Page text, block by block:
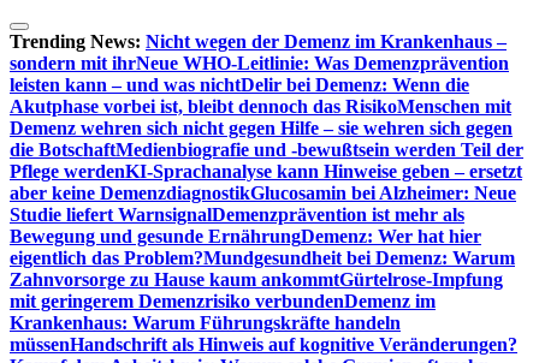
Zum
Inhalt
springen
Trending News: Nicht wegen der Demenz im Krankenhaus –
sondern mit ihrNeue WHO-Leitlinie: Was Demenzprävention
leisten kann – und was nichtDelir bei Demenz: Wenn die
Akutphase vorbei ist, bleibt dennoch das RisikoMenschen mit
Demenz wehren sich nicht gegen Hilfe – sie wehren sich gegen
die BotschaftMedienbiografie und -bewußtsein werden Teil der
Pflege werdenKI-Sprachanalyse kann Hinweise geben – ersetzt
aber keine DemenzdiagnostikGlucosamin bei Alzheimer: Neue
Studie liefert WarnsignalDemenzprävention ist mehr als
Bewegung und gesunde ErnährungDemenz: Wer hat hier
eigentlich das Problem?Mundgesundheit bei Demenz: Warum
Zahnvorsorge zu Hause kaum ankommtGürtelrose-Impfung
mit geringerem Demenzrisiko verbundenDemenz im
Krankenhaus: Warum Führungskräfte handeln
müssenHandschrift als Hinweis auf kognitive Veränderungen?